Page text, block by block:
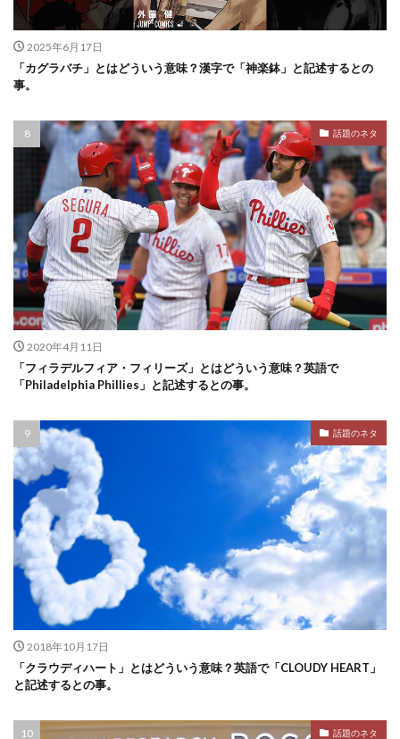
2025年6月17日
「カグラバチ」とはどういう意味？漢字で「神楽鉢」と記述するとの
事。
話題のネタ
2020年4月11日
「フィラデルフィア・フィリーズ」とはどういう意味？英語で
「Philadelphia Phillies」と記述するとの事。
話題のネタ
2018年10月17日
「クラウディハート」とはどういう意味？英語で「CLOUDY HEART」
と記述するとの事。
話題のネタ